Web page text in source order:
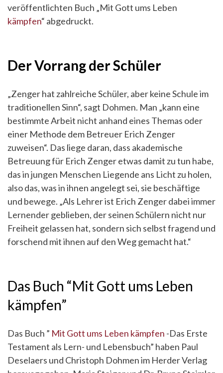
veröffentlichten Buch „Mit Gott ums Leben
kämpfen“ abgedruckt.
Der Vorrang der Schüler
„Zenger hat zahlreiche Schüler, aber keine Schule im
traditionellen Sinn“, sagt Dohmen. Man „kann eine
bestimmte Arbeit nicht anhand eines Themas oder
einer Methode dem Betreuer Erich Zenger
zuweisen“. Das liege daran, dass akademische
Betreuung für Erich Zenger etwas damit zu tun habe,
das in jungen Menschen Liegende ans Licht zu holen,
also das, was in ihnen angelegt sei, sie beschäftige
und bewege. „Als Lehrer ist Erich Zenger dabei immer
Lernender geblieben, der seinen Schülern nicht nur
Freiheit gelassen hat, sondern sich selbst fragend und
forschend mit ihnen auf den Weg gemacht hat.“
Das Buch “Mit Gott ums Leben
kämpfen”
Das Buch ” Mit Gott ums Leben kämpfen -Das Erste
Testament als Lern- und Lebensbuch” haben Paul
Deselaers und Christoph Dohmen im Herder Verlag